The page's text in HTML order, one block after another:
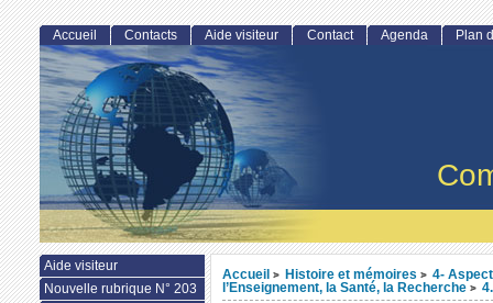
Accueil > Histoire et mémoires > 4-
l’Enseignement, la Santé, la Recherche >
Accueil Contacts Aide visiteur Contact Agenda Plan
Aide visiteur
Nouvelle rubrique N° 203